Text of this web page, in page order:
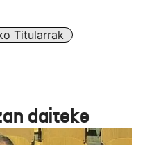
Titularrak
daiteke